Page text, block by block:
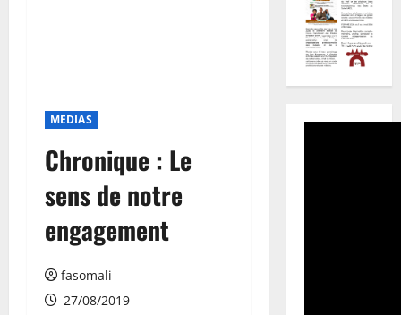
MEDIAS
Chronique : Le
sens de notre
engagement
fasomali
27/08/2019